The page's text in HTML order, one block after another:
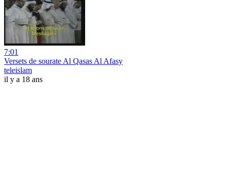
7:01
Versets de sourate Al Qasas Al Afasy
teleislam
il y a 18 ans